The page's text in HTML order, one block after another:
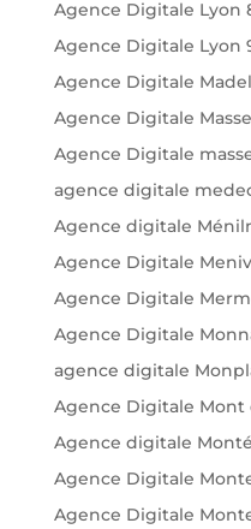
Agence Digitale Lyon
Agence Digitale Lyon
Agence Digitale
Agence Digitale
Agence Digitale
agence digitale
Agence digitale
Agence Digitale
Agence Digitale
Agence Digitale
agence digitale
Agence Digitale Mont
Agence digitale
Agence Digitale
Agence Digitale